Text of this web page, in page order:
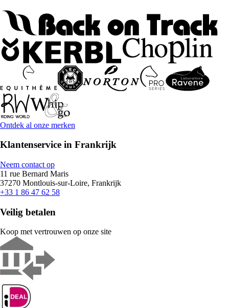
Ontdek al onze merken
Klantenservice in Frankrijk
Neem contact op
11 rue Bernard Maris
37270 Montlouis-sur-Loire, Frankrijk
+33 1 86 47 62 58
Veilig betalen
Koop met vertrouwen op onze site